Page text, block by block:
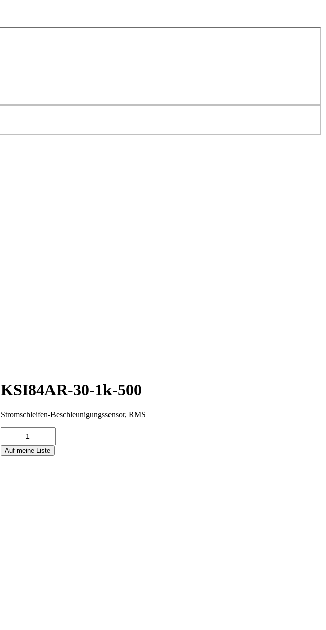
KSI84AR-30-1k-500
Stromschleifen-Beschleunigungs­sensor, RMS
1k-
500
Auf meine Liste